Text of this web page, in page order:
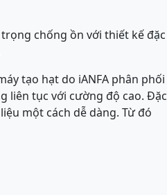
chống ồn với thiết kế đặc
tạo hạt do iANFA phân phối
liên tục với cường độ cao. Đặc
một cách dễ dàng. Từ đó